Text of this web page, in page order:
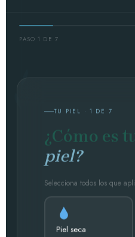
PASO 1 DE 7
TU PIEL · 1 DE 7
¿Cómo es
piel?
Selecciona todos los que
Piel seca